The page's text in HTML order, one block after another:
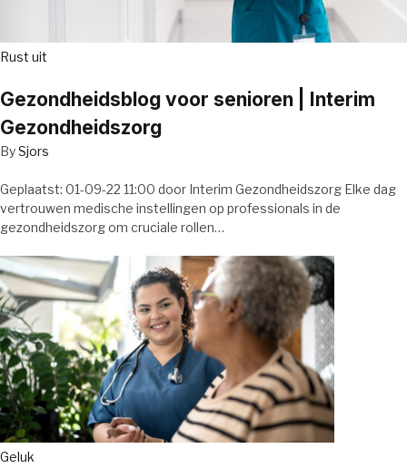
Rust uit
Gezondheidsblog voor senioren | Interim
Gezondheidszorg
BySjors
Geplaatst: 01-09-22 11:00 door Interim Gezondheidszorg Elke dag
vertrouwen medische instellingen op professionals in de
gezondheidszorg om cruciale rollen…
Geluk